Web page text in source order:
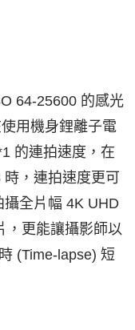
64-25600 的感光
用機身鋰離子電
的連拍速度，在
，連拍速度更可
全片幅 4K UHD
，更能讓攝影師以
(Time-lapse) 短